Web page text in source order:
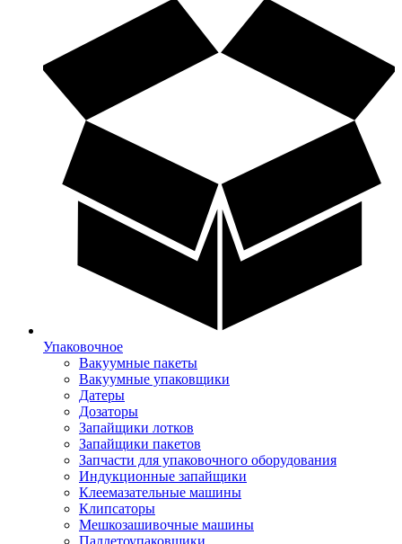
Упаковочное
Вакуумные пакеты
Вакуумные упаковщики
Датеры
Дозаторы
Запайщики лотков
Запайщики пакетов
Запчасти для упаковочного оборудования
Индукционные запайщики
Клеемазательные машины
Клипсаторы
Мешкозашивочные машины
Паллетоупаковщики